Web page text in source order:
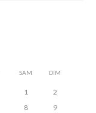
SAM DIM
1
2
8
9